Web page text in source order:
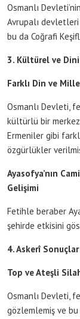
Osmanlı
Avrupalı
bu da Coğrafi
3. Kültürel ve
Farklı Din ve
Osmanlı Devleti,
kültürlü bir
Ermeniler gibi
özgürlükler
Ayasofya’nın
Gelişimi
Fetihle beraber
şehirde etkisini
4. Askerî Sonuçlar
Top ve Ateşli
Osmanlı Devleti,
gözlemlemiş ve bu